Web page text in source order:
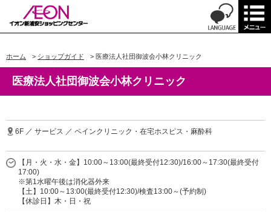
ホーム > ショップガイド > 医療法人社団御波会小林クリニック
医療法人社団御波会小林クリニック
6F ／ サービス ／ ペインクリニック・在宅ホスピス・麻酔科
【月・火・水・金】10:00～13:00(最終受付12:30)/16:00～17:30(最終受付
17:00)
※第1水曜午後は消化器外来
【土】10:00～13:00(最終受付12:30)/検査13:00～(予約制)
【休診日】木・日・祝